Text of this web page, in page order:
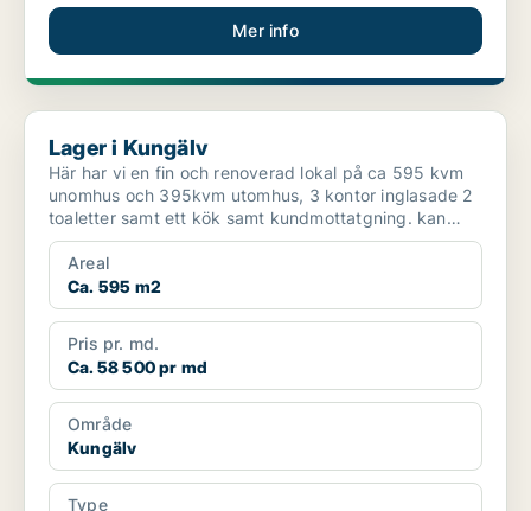
Mer info
Lager i Kungälv
Lager i Kungälv
Här har vi en fin och renoverad lokal på ca 595 kvm
unomhus och 395kvm utomhus, 3 kontor inglasade 2
toaletter samt ett kök samt kundmottatgning. kan
hyras u...
Areal
Ca. 595 m2
Pris pr. md.
Ca. 58 500 pr md
Område
Kungälv
Type